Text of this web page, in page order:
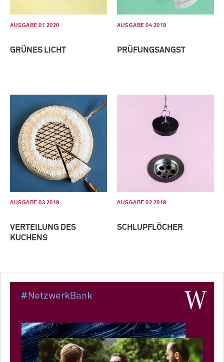
AUSGABE 01 2020
GRÜNES LICHT
AUSGABE 04 2019
PRÜFUNGSANGST
AUSGABE 03 2019
VERTEILUNG DES
KUCHENS
AUSGABE 02 2019
SCHLUPFLÖCHER